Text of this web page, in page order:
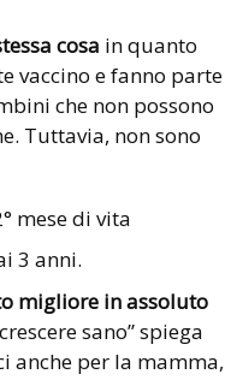
cosa in quanto
vaccino e fanno parte
che non possono
Tuttavia, non sono
mese di vita
3 anni.
migliore in assoluto
sano” spiega
anche per la mamma,